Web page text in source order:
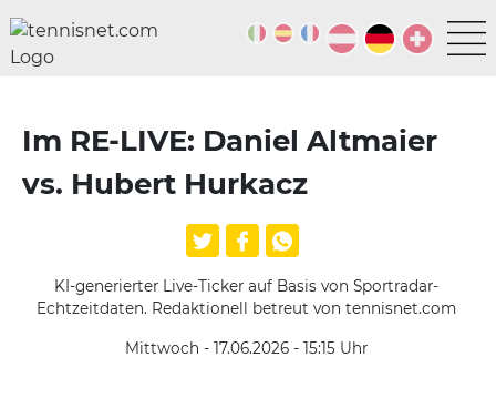
Im RE-LIVE: Daniel Altmaier
vs. Hubert Hurkacz
KI-generierter Live-Ticker auf Basis von Sportradar-
Echtzeitdaten. Redaktionell betreut von tennisnet.com
Mittwoch - 17.06.2026 - 15:15 Uhr